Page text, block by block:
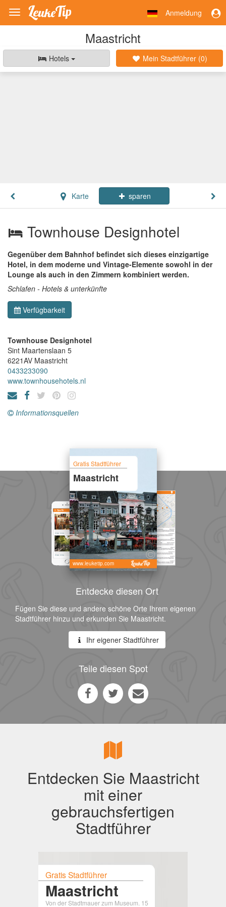
Toggle
navigation
Anmeldung
Maastricht
Hotels Mein Stadtführer (0)
Karte sparen
Townhouse Designhotel
Gegenüber dem Bahnhof befindet sich dieses einzigartige
Hotel, in dem moderne und Vintage-Elemente sowohl in der
Lounge als auch in den Zimmern kombiniert werden.
Schlafen - Hotels & unterkünfte
Verfügbarkeit
Townhouse Designhotel
Sint Maartenslaan 5
6221AV Maastricht
0433233090
www.townhousehotels.nl
Informationsquellen
Gratis Stadtführer
Maastricht
www.leuketip.com
Entdecke diesen Ort
Fügen Sie diese und andere schöne Orte Ihrem eigenen
Stadtführer hinzu und erkunden Sie Maastricht.
Ihr eigener Stadtführer
Teile diesen Spot
Entdecken Sie Maastricht
mit einer
gebrauchsfertigen
Stadtführer
Gratis Stadtführer
Maastricht
Von der Stadtmauer zum Museum. 15